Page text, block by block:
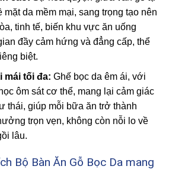
mặt da mềm mại, sang trọng tạo nên
tinh tế, biến khu vực ăn uống
đầy cảm hứng và đẳng cấp, thể
biệt.
mái tối đa: Ghế bọc da êm ái, với
ôm sát cơ thể, mang lại cảm giác
thái, giúp mỗi bữa ăn trở thành
trọn vẹn, không còn nỗi lo về
lâu.
Bộ Bàn Ăn Gỗ Bọc Da mang